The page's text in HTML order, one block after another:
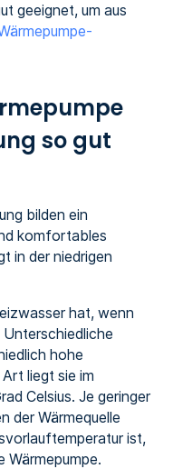
geeignet, um aus
so gut
bilden ein
komfortables
in der niedrigen
hat, wenn
hohe
liegt sie im
Celsius. Je geringer
der Wärmequelle
ist,